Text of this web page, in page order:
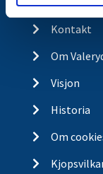
Kontakt
Om
Visjon
Historia
Om